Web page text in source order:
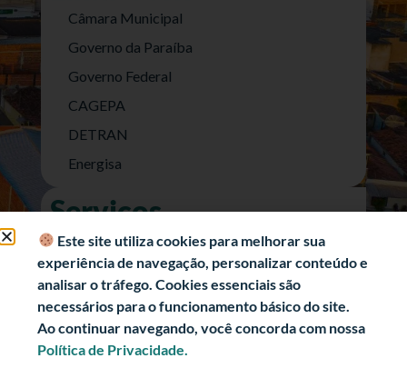
Câmara Municipal
Governo da Paraíba
Governo Federal
CAGEPA
DETRAN
Energisa
Serviços
Nota Fiscal Eletrônica
e-SIC (Acesso a Informação)
Transparência Fiscal
História
Informações Turísticas
Este site utiliza cookies para melhorar sua
experiência de navegação, personalizar conteúdo e
analisar o tráfego. Cookies essenciais são
necessários para o funcionamento básico do site.
Ao continuar navegando, você concorda com nossa
Política de Privacidade.